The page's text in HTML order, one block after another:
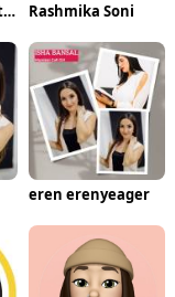
charlesconstructions Rashmika Soni
eren erenyeager